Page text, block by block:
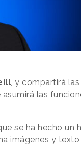
, y compartirá las
las
se ha hecho un
imágenes y texto